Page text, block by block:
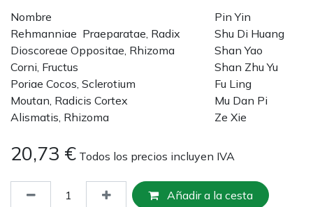
Nombre
Pin Yin
Rehmanniae Praeparatae, Radix
Shu Di Huang
Dioscoreae Oppositae, Rhizoma
Shan Yao
Corni, Fructus
Shan Zhu Yu
Poriae Cocos, Sclerotium
Fu Ling
Moutan, Radicis Cortex
Mu Dan Pi
Alismatis, Rhizoma
Ze Xie
20,73 € Todos los precios incluyen IVA
Añadir a la cesta